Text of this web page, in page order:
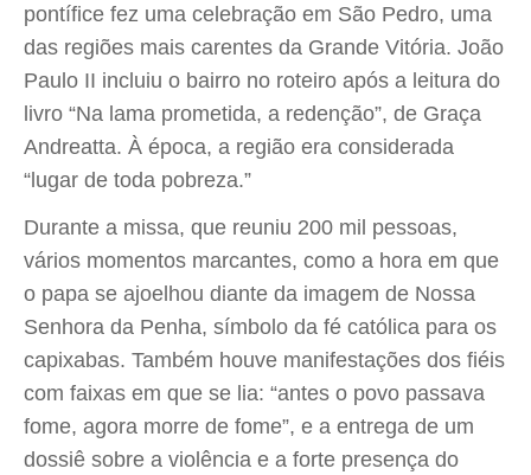
pontífice fez uma celebração em São Pedro, uma
das regiões mais carentes da Grande Vitória. João
Paulo II incluiu o bairro no roteiro após a leitura do
livro “Na lama prometida, a redenção”, de Graça
Andreatta. À época, a região era considerada
“lugar de toda pobreza.”
Durante a missa, que reuniu 200 mil pessoas,
vários momentos marcantes, como a hora em que
o papa se ajoelhou diante da imagem de Nossa
Senhora da Penha, símbolo da fé católica para os
capixabas. Também houve manifestações dos fiéis
com faixas em que se lia: “antes o povo passava
fome, agora morre de fome”, e a entrega de um
dossiê sobre a violência e a forte presença do